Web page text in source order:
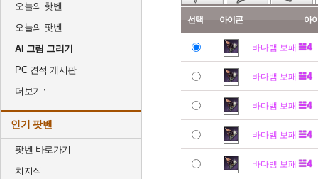
오늘의 핫벤
오늘의 팟벤
AI 그림 그리기
PC 견적 게시판
더보기
인기 팟벤
팟벤 바로가기
치지직
선택 아이콘 아
바다뱀 보패
바다뱀 보패
바다뱀 보패
바다뱀 보패
바다뱀 보패